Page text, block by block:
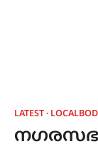
LATEST